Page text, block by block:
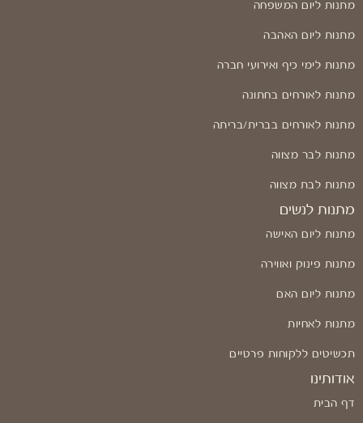
מתנות ליום המשפחה
מתנות ליום האהבה
מתנות לימי כיף ואירועי חברה
מתנות לאורחים בחתונה
מתנות לאורחים בברית/בריתה
מתנות לבר מצווה
מתנות לבת מצווה
מתנות לנשים
מתנות ליום האישה
מתנות פינוק ואווירה
מתנות ליום האם
מתנות לאחיות
תכשיטים ללקוחות פרטיים
אודותינו
דף הבית